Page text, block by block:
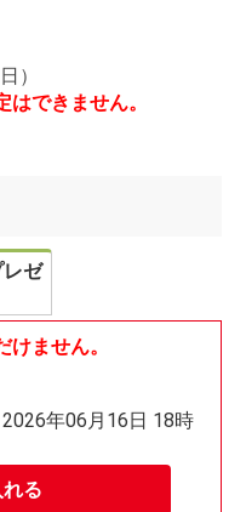
）
できません。
ゼ
る
ません。
年06月16日 18時